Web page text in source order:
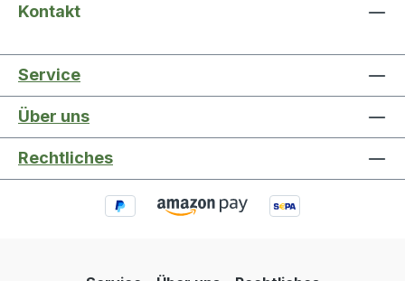
Kontakt
Service
Über uns
Rechtliches